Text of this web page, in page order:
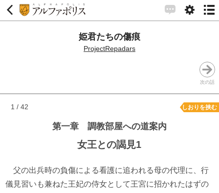
姫君たちの傷痕
ProjectRepadars
次の話
1 / 42 しおりを挟む
第一章 調教部屋への道案内
女王との謁見1
父の出兵時の負傷による看護に追われる母の代理に、行
儀見習いも兼ねた王妃の侍女として王宮に招かれたはずの